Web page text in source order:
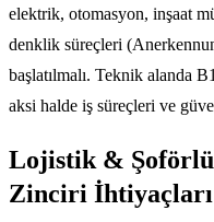
elektrik, otomasyon, inşaat
denklik süreçleri
başlatılmalı. Teknik alanda
aksi halde iş süreçleri ve
Lojistik &
Zinciri İhtiyaçları